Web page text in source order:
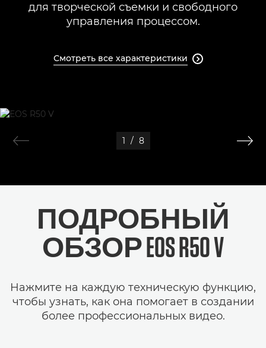
для творческой съемки и свободного
управления процессом.
Смотреть все характеристики 
1 / 8
ПОДРОБНЫЙ
ОБЗОР EOS R50 V
Нажмите на каждую техническую функцию,
чтобы узнать, как она помогает в создании
более профессиональных видео.